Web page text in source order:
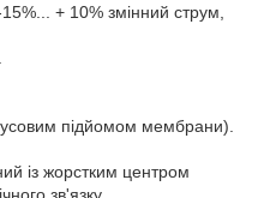
+ 10% змінний струм,
підйомом мембрани).
із жорстким центром
зв'язку.